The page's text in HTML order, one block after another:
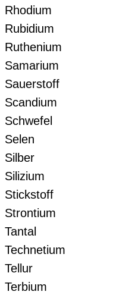
Rhodium
Rubidium
Ruthenium
Samarium
Sauerstoff
Scandium
Schwefel
Selen
Silber
Silizium
Stickstoff
Strontium
Tantal
Technetium
Tellur
Terbium